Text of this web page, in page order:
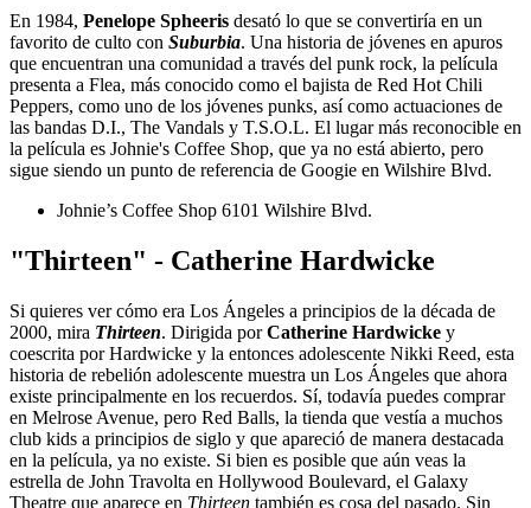
En 1984, Penelope Spheeris desató lo que se convertiría en un
favorito de culto con Suburbia. Una historia de jóvenes en apuros
que encuentran una comunidad a través del punk rock, la película
presenta a Flea, más conocido como el bajista de Red Hot Chili
Peppers, como uno de los jóvenes punks, así como actuaciones de
las bandas D.I., The Vandals y T.S.O.L. El lugar más reconocible en
la película es Johnie's Coffee Shop, que ya no está abierto, pero
sigue siendo un punto de referencia de Googie en Wilshire Blvd.
Johnie’s Coffee Shop 6101 Wilshire Blvd.
"Thirteen" - Catherine Hardwicke
Si quieres ver cómo era Los Ángeles a principios de la década de
2000, mira Thirteen. Dirigida porCatherine Hardwicke y
coescrita por Hardwicke y la entonces adolescente Nikki Reed, esta
historia de rebelión adolescente muestra un Los Ángeles que ahora
existe principalmente en los recuerdos. Sí, todavía puedes comprar
en Melrose Avenue, pero Red Balls, la tienda que vestía a muchos
club kids a principios de siglo y que apareció de manera destacada
en la película, ya no existe. Si bien es posible que aún veas la
estrella de John Travolta en Hollywood Boulevard, el Galaxy
Theatre que aparece en Thirteen también es cosa del pasado. Sin